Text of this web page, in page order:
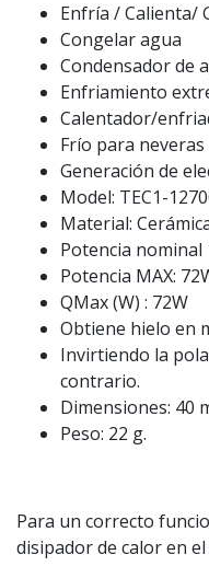
Enfría / Calienta/
Congelar agua
Condensador de
Enfriamiento
Calentador/
Frío para
Generación de
Model: TEC1-
Material:
Potencia nominal
Potencia MAX:
QMax (W) : 72W
Obtiene hielo en
Invirtiendo la
contrario.
Dimensiones: 40
Peso: 22 g.
Para un correcto
disipador de calor en